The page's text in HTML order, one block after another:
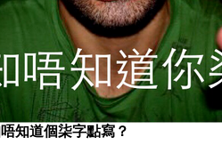
知道個柒字點寫？